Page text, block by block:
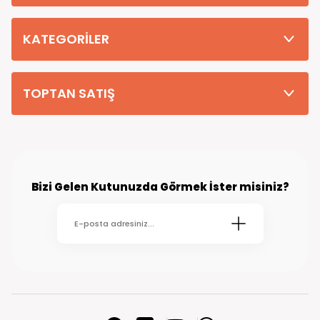
teslim edilmektedir. (kırsal köy kasaba gibi yerlere bu süre 7 güne
KATEGORİLER
TOPTAN SATIŞ
Bizi Gelen Kutunuzda Görmek İster misiniz?